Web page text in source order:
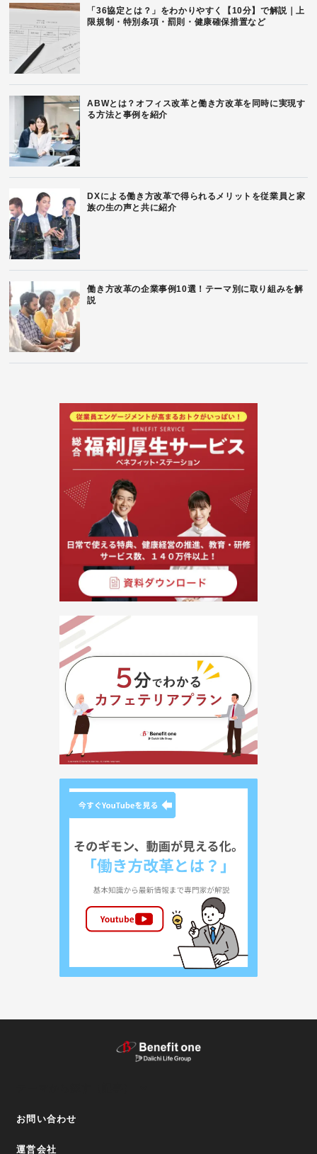
「36協定とは？」をわかりやすく【10分】で解説｜上
限規制・特別条項・罰則・健康確保措置など
ABWとは？オフィス改革と働き方改革を同時に実現す
る方法と事例を紹介
DXによる働き方改革で得られるメリットを従業員と家
族の生の声と共に紹介
働き方改革の企業事例10選！テーマ別に取り組みを解
説
お問い合わせ
運営会社